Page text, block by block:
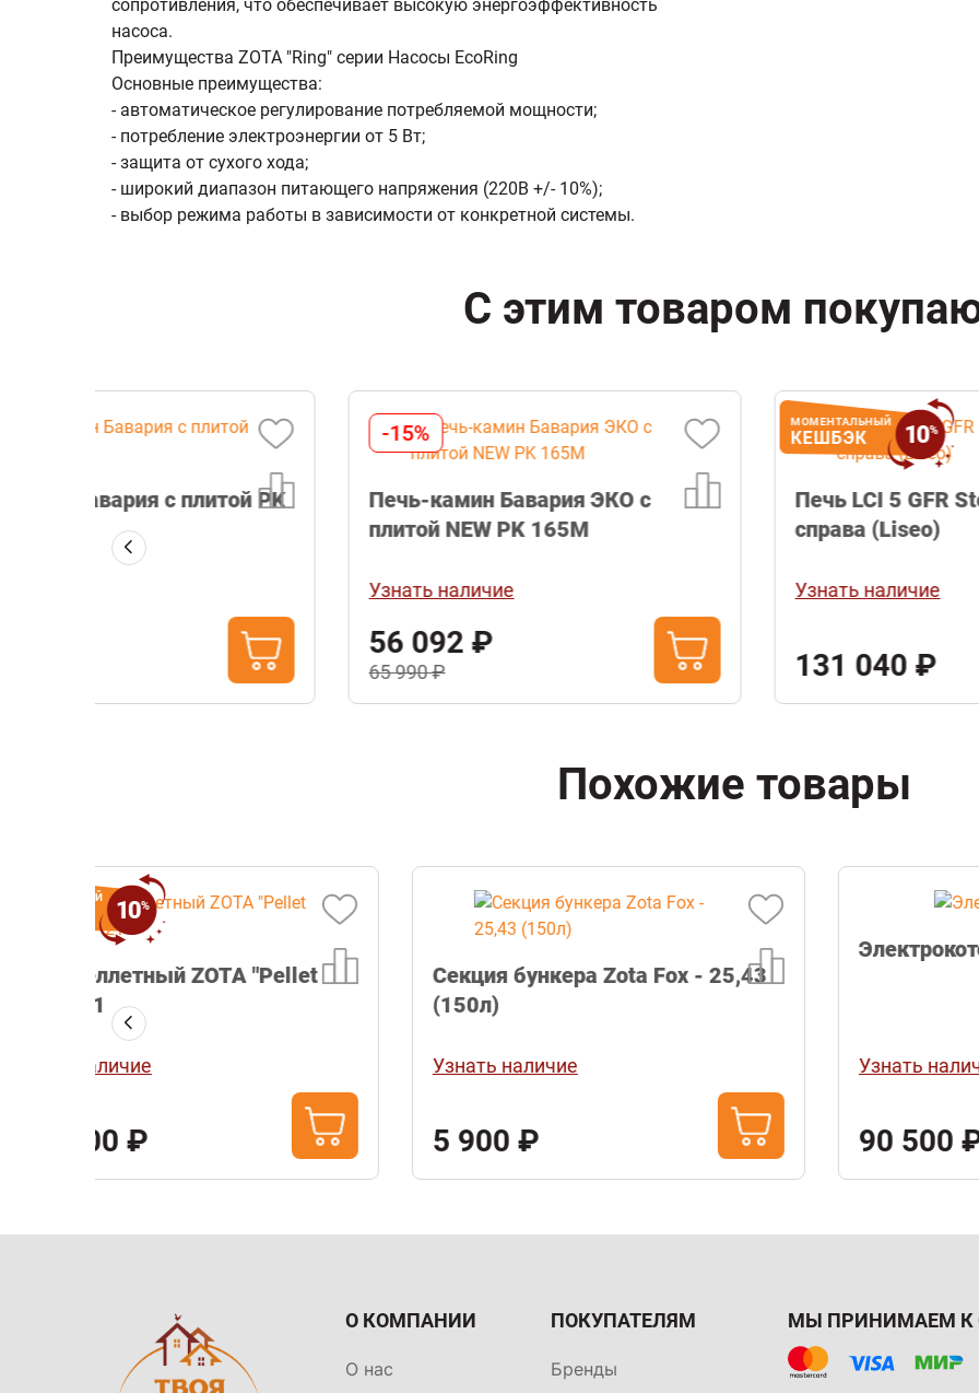
сопротивления, что обеспечивает высокую энергоэффективность
насоса.
Преимущества ZOTA "Ring" серии Насосы EcoRing
Основные преимущества:
- автоматическое регулирование потребляемой мощности;
- потребление электроэнергии от 5 Вт;
- защита от сухого хода;
- широкий диапазон питающего напряжения (220В +/- 10%);
- выбор режима работы в зависимости от конкретной системы.
С этим товаром
-15%
Печь-камин Бавария ЭКО с
плитой NEW PK 165М
56 092 ₽
МОМЕНТАЛЬНЫЙ
КЕШБЭК 10
Печь LCI 5 GFR Stove, стекло
справа (Liseo)
131 040 ₽
Похожие товары
Секция бункера Zota Fox - 25,43
(150л)
Узнать наличие
5 900 ₽
Электрокотел MK-X 30
Узнать наличие
О КОМПАНИИ
О нас
ПОКУПАТЕЛЯМ
Бренды
МЫ ПРИНИМАЕМ К